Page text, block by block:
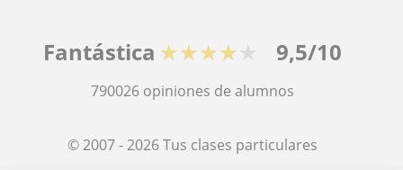
Fantástica ★★★★★ 9,5/10
790026 opiniones de alumnos
© 2007 - 2026 Tus clases particulares